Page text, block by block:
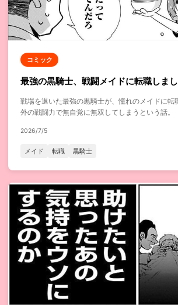
コミック
最強の黒騎士、戦闘メイドに転職しま
戦場を退いた最強の黒騎士が、憧れのメイドに転
外の戦闘力で無自覚に無双してしまうという話。
2026/7/5
メイド 転職 黒騎士